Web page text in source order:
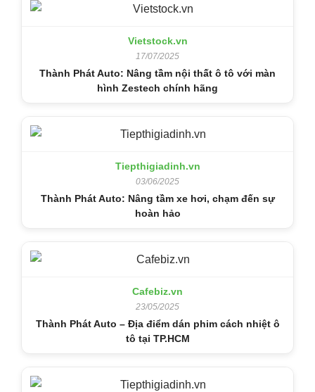
Vietstock.vn
17/07/2025
Thành Phát Auto: Nâng tầm nội thất ô tô với màn
hình Zestech chính hãng
Tiepthigiadinh.vn
03/06/2025
Thành Phát Auto: Nâng tầm xe hơi, chạm đến sự
hoàn hảo
Cafebiz.vn
23/05/2025
Thành Phát Auto – Địa điểm dán phim cách nhiệt ô
tô tại TP.HCM